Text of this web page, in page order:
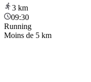
3 km
09:30
Running
Moins de 5 km